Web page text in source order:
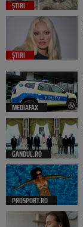
ȘTIRI
ȘTIRI
MEDIAFAX
GANDUL.RO
PROSPORT.RO